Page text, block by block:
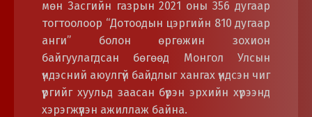
мөн Засгийн газрын 2021 оны 356 дугаар
тогтоолоор “Дотоодын цэргийн 810 дугаар
анги” болон өргөжин зохион
байгуулагдсан бөгөөд Монгол Улсын
үндэсний аюулгүй байдлыг хангах үндсэн чиг
үүргийг хуульд заасан бүрэн эрхийн хүрээнд
хэрэгжүүлэн ажиллаж байна.